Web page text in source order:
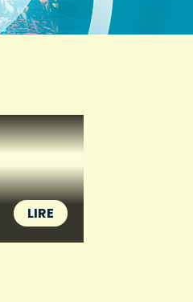
LIRE